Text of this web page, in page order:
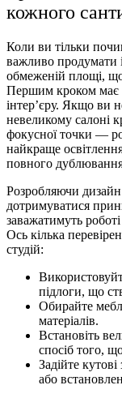
кожного
Коли ви тільки
важливо продумати
обмеженій площі,
Першим кроком має
інтер’єру. Якщо ви
невеликому салоні
фокусної точки —
найкраще
повного
Розробляючи
дотримуватися
заважатимуть
Ось кілька
студій:
підлоги, що
Обирайте
матеріалів.
Встановіть
спосіб того,
Задійте
або